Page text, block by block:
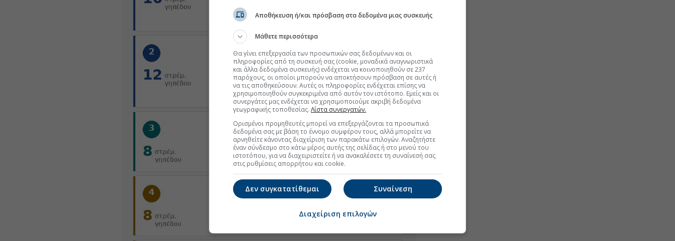
Αποθήκευση ή/και πρόσβαση στα δεδομένα μιας συσκευής
Μάθετε περισσότερα
Θα γίνει επεξεργασία των προσωπικών σας δεδομένων και οι
πληροφορίες από τη συσκευή σας (cookie, μοναδικά αναγνωριστικά
και άλλα δεδομένα συσκευής) ενδέχεται να κοινοποιηθούν σε 237
παρόχους, οι οποίοι μπορούν να αποκτήσουν πρόσβαση σε αυτές ή
να τις αποθηκεύσουν. Αυτές οι πληροφορίες ενδέχεται επίσης να
χρησιμοποιηθούν συγκεκριμένα από αυτόν τον ιστότοπο. Εμείς και οι
συνεργάτες μας ενδέχεται να χρησιμοποιούμε ακριβή δεδομένα
γεωγραφικής τοποθεσίας. Λίστα συνεργατών.
Ορισμένοι προμηθευτές μπορεί να επεξεργάζονται τα προσωπικά
δεδομένα σας με βάση το έννομο συμφέρον τους, αλλά μπορείτε να
αρνηθείτε κάνοντας διαχείριση των παρακάτω επιλογών. Αναζητήστε
έναν σύνδεσμο στο κάτω μέρος αυτής της σελίδας ή στο μενού του
ιστοτόπου, για να διαχειριστείτε ή να ανακαλέσετε τη συναίνεσή σας
στις ρυθμίσεις απορρήτου και cookie.
Συναίνεση
Δεν συγκατατίθεμαι
Διαχείριση επιλογών